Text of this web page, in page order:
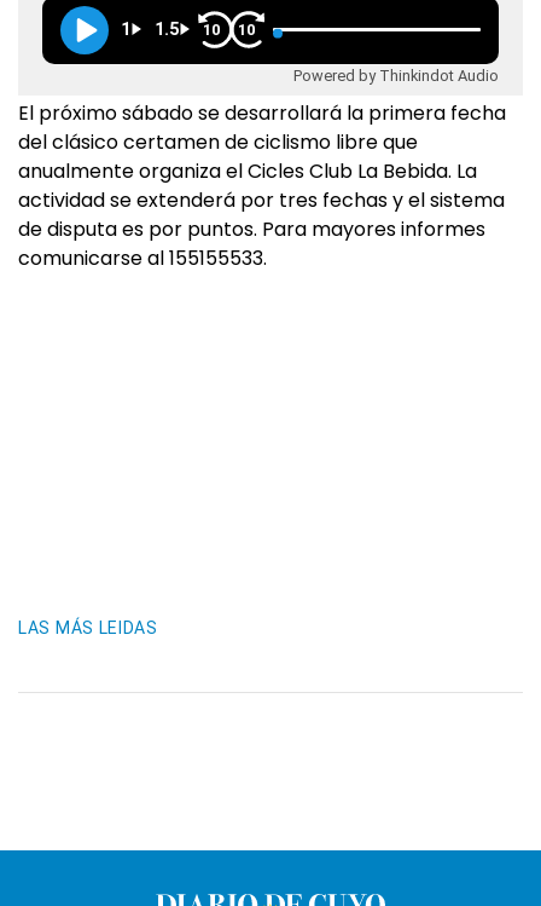
1 1.5 10 10
Powered by Thinkindot Audio
El próximo sábado se desarrollará la primera fecha
del clásico certamen de ciclismo libre que
anualmente organiza el Cicles Club La Bebida. La
actividad se extenderá por tres fechas y el sistema
de disputa es por puntos. Para mayores informes
comunicarse al 155155533.
LAS MÁS LEIDAS